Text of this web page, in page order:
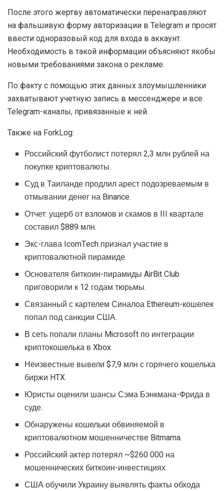
После этого жертву автоматически перенаправляют
на фальшивую форму авторизации в Telegram и просят
ввести одноразовый код для входа в аккаунт.
Необходимость в такой информации объясняют якобы
новыми требованиями закона о рекламе.
По факту с помощью этих данных злоумышленники
захватывают учетную запись в мессенджере и все
Telegram-каналы, привязанные к ней.
Также на ForkLog:
Российский футболист потерял 2,3 млн рублей на
покупке криптовалюты.
Суд в Таиланде продлил арест подозреваемым в
отмывании денег на Binance.
Отчет: ущерб от взломов и скамов в III квартале
составил $889 млн.
Экс-глава IcomTech признал участие в
криптовалютной пирамиде.
Основателя биткоин-пирамиды AirBit Club
приговорили к 12 годам тюрьмы.
Связанный с картелем Синалоа Ethereum-кошелек
попал под санкции США.
В сеть попали планы Microsoft по интеграции
криптокошелька в Xbox.
Неизвестные вывели $7,9 млн с горячего кошелька
биржи HTX.
Юристы оценили шансы Сэма Бэнкмана-Фрида в
суде.
Обнаружены кошельки обвиняемой в
криптовалютном мошенничестве Bitmama.
Российский актер потерял ~$260 000 на
мошеннических биткоин-инвестициях.
США обучили Украину выявлять факты обхода